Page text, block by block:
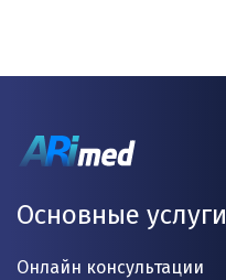
Основные услуги
Онлайн консультации